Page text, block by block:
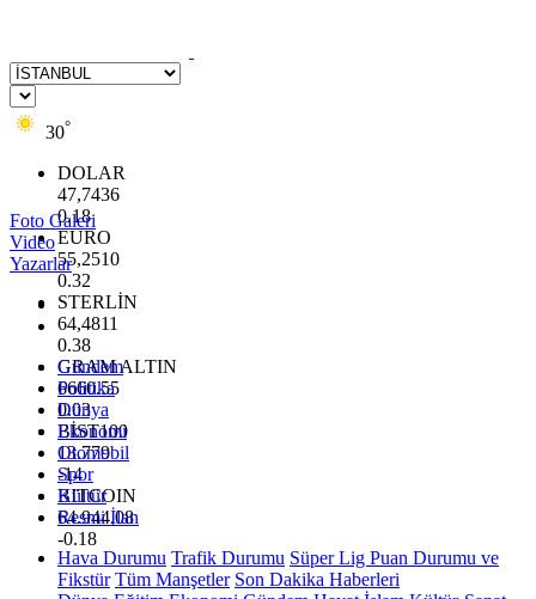
30°
DOLAR
47,7436
0.18
EURO
55,2510
0.32
STERLİN
64,4811
0.38
GRAM ALTIN
6660.55
0.03
BİST100
13.779
-14
BITCOIN
64.944,08
-0.18
Foto Galeri
Video
Yazarlar
Gündem
Politika
Dünya
Ekonomi
Otomobil
Spor
Kültür
Resmi İlan
Hava Durumu Trafik Durumu Süper Lig Puan Durumu ve
Fikstür Tüm Manşetler Son Dakika Haberleri